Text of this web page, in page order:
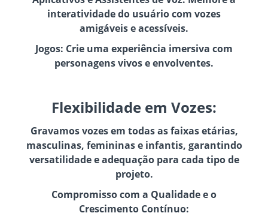
interatividade do usuário com vozes
amigáveis e acessíveis.
Jogos: Crie uma experiência imersiva com
personagens vivos e envolventes.
Flexibilidade em Vozes:
Gravamos vozes em todas as faixas etárias,
masculinas, femininas e infantis, garantindo
versatilidade e adequação para cada tipo de
projeto.
Compromisso com a Qualidade e o
Crescimento Contínuo: